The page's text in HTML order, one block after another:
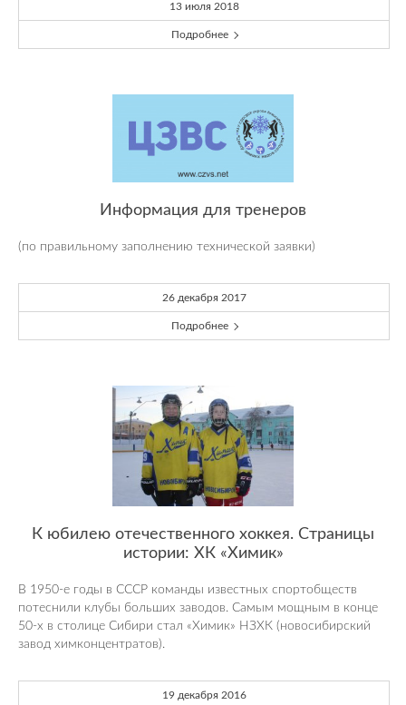
13 июля 2018
Подробнее
Информация для тренеров
(по правильному заполнению технической заявки)
26 декабря 2017
Подробнее
К юбилею отечественного хоккея. Страницы
истории: ХК «Химик»
В 1950-е годы в СССР команды известных спортобществ
потеснили клубы больших заводов. Самым мощным в конце
50-х в столице Сибири стал «Химик» НЗХК (новосибирский
завод химконцентратов).
19 декабря 2016